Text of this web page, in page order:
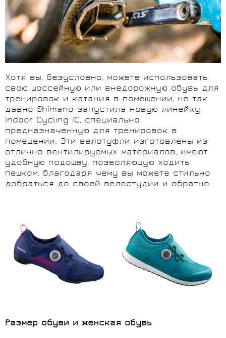
Хотя вы, безусловно, можете использовать
свою шоссейную или внедорожную обувь для
тренировок и катания в помещении, не так
давно Shimano запустила новую линейку
Indoor Cycling IC, специально
предназначенную для тренировок в
помещении. Эти велотуфли изготовлены из
отлично вентилируемых материалов, имеют
удобную подошву, позволяющую ходить
пешком, благодаря чему вы можете стильно
добраться до своей велостудии и обратно.
Размер обуви и женская обувь